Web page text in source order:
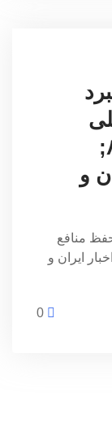
کشورمان هستند &#۸۲۱۱;
و
منافع
ایران و